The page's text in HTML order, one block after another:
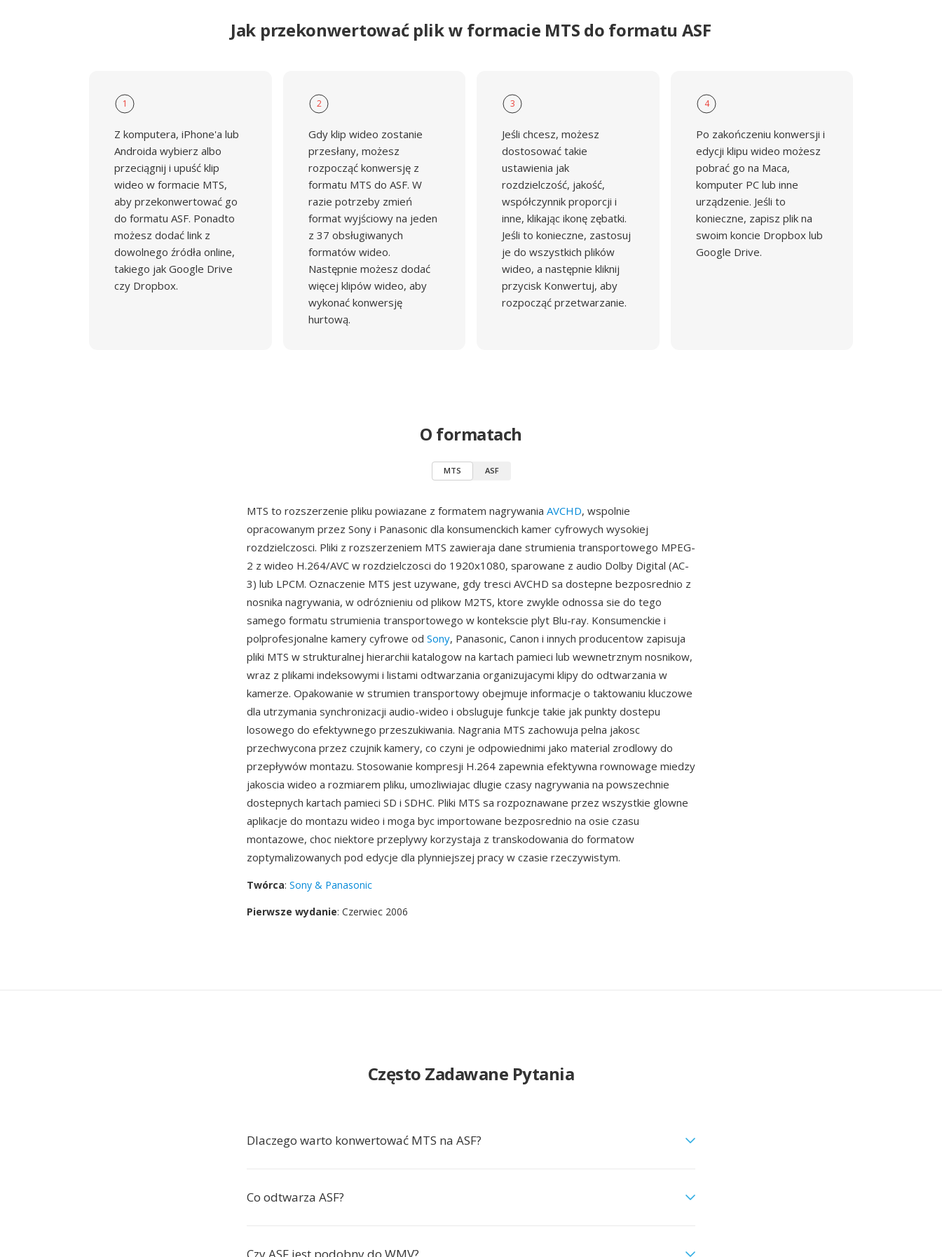
Jak przekonwertować plik w formacie MTS do formatu ASF
1
Z komputera, iPhone'a lub
Androida wybierz albo
przeciągnij i upuść klip
wideo w formacie MTS,
aby przekonwertować go
do formatu ASF. Ponadto
możesz dodać link z
dowolnego źródła online,
takiego jak Google Drive
czy Dropbox.
2
Gdy klip wideo zostanie
przesłany, możesz
rozpocząć konwersję z
formatu MTS do ASF. W
razie potrzeby zmień
format wyjściowy na jeden
z 37 obsługiwanych
formatów wideo.
Następnie możesz dodać
więcej klipów wideo, aby
wykonać konwersję
hurtową.
3
Jeśli chcesz, możesz
dostosować takie
ustawienia jak
rozdzielczość, jakość,
współczynnik proporcji i
inne, klikając ikonę zębatki.
Jeśli to konieczne, zastosuj
je do wszystkich plików
wideo, a następnie kliknij
przycisk Konwertuj, aby
rozpocząć przetwarzanie.
4
Po zakończeniu konwersji i
edycji klipu wideo możesz
pobrać go na Maca,
komputer PC lub inne
urządzenie. Jeśli to
konieczne, zapisz plik na
swoim koncie Dropbox lub
Google Drive.
O formatach
MTS ASF
MTS to rozszerzenie pliku powiazane z formatem nagrywania AVCHD, wspolnie
opracowanym przez Sony i Panasonic dla konsumenckich kamer cyfrowych wysokiej
rozdzielczosci. Pliki z rozszerzeniem MTS zawieraja dane strumienia transportowego MPEG-
2 z wideo H.264/AVC w rozdzielczosci do 1920x1080, sparowane z audio Dolby Digital (AC-
3) lub LPCM. Oznaczenie MTS jest uzywane, gdy tresci AVCHD sa dostepne bezposrednio z
nosnika nagrywania, w odróznieniu od plikow M2TS, ktore zwykle odnossa sie do tego
samego formatu strumienia transportowego w kontekscie plyt Blu-ray. Konsumenckie i
polprofesjonalne kamery cyfrowe od Sony, Panasonic, Canon i innych producentow zapisuja
pliki MTS w strukturalnej hierarchii katalogow na kartach pamieci lub wewnetrznym nosnikow,
wraz z plikami indeksowymi i listami odtwarzania organizujacymi klipy do odtwarzania w
kamerze. Opakowanie w strumien transportowy obejmuje informacje o taktowaniu kluczowe
dla utrzymania synchronizacji audio-wideo i obsluguje funkcje takie jak punkty dostepu
losowego do efektywnego przeszukiwania. Nagrania MTS zachowuja pelna jakosc
przechwycona przez czujnik kamery, co czyni je odpowiednimi jako material zrodlowy do
przepływów montazu. Stosowanie kompresji H.264 zapewnia efektywna rownowage miedzy
jakoscia wideo a rozmiarem pliku, umozliwiajac dlugie czasy nagrywania na powszechnie
dostepnych kartach pamieci SD i SDHC. Pliki MTS sa rozpoznawane przez wszystkie glowne
aplikacje do montazu wideo i moga byc importowane bezposrednio na osie czasu
montazowe, choc niektore przeplywy korzystaja z transkodowania do formatow
zoptymalizowanych pod edycje dla plynniejszej pracy w czasie rzeczywistym.
Twórca: Sony & Panasonic
Pierwsze wydanie: Czerwiec 2006
Często Zadawane Pytania
Dlaczego warto konwertować MTS na ASF?
Co odtwarza ASF?